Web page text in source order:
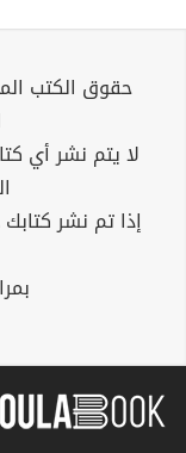
حقوق الكتب
لا يتم نشر أي
إذا تم نشر